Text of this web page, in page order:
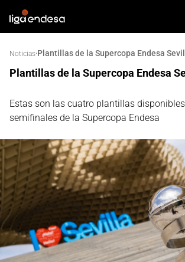
Noticias·Plantillas de la Supercopa Endesa
Plantillas de la Supercopa Endesa
Estas son las cuatro plantillas
semifinales de la Supercopa Endesa